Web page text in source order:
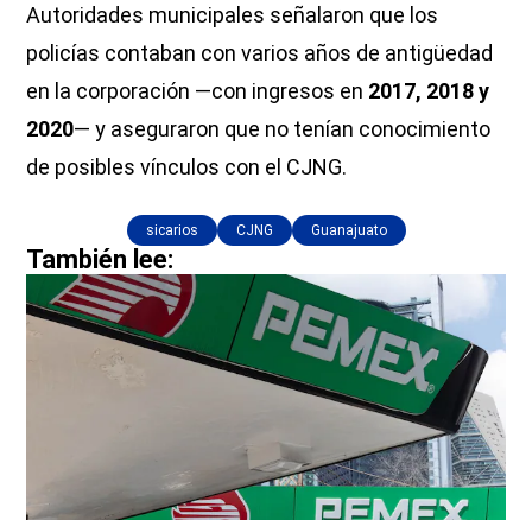
Autoridades municipales señalaron que los
policías contaban con varios años de antigüedad
en la corporación —con ingresos en 2017, 2018 y
2020— y aseguraron que no tenían conocimiento
de posibles vínculos con el CJNG.
sicarios CJNG Guanajuato
También lee: